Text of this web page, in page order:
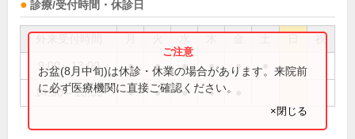
診療/受付時間・休診日
祝
9:00～13:00 ● ● ● ● ●
14:30～18:00 ● ● ● ●
お盆(8月中旬)は休診・休業の場合があります。来院前
に必ず医療機関に直接ご確認ください。
×閉じる